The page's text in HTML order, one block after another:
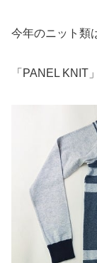
今年のニット類
「PANEL KNIT